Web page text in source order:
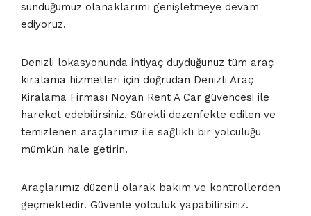
sunduğumuz olanaklarımı genişletmeye devam
ediyoruz.
Denizli lokasyonunda ihtiyaç duyduğunuz tüm araç
kiralama hizmetleri için doğrudan Denizli Araç
Kiralama Firması Noyan Rent A Car güvencesi ile
hareket edebilirsiniz. Sürekli dezenfekte edilen ve
temizlenen araçlarımız ile sağlıklı bir yolculuğu
mümkün hale getirin.
Araçlarımız düzenli olarak bakım ve kontrollerden
geçmektedir. Güvenle yolculuk yapabilirsiniz.